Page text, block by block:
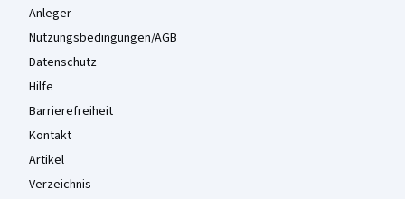
Anleger
Nutzungsbedingungen/AGB
Datenschutz
Hilfe
Barrierefreiheit
Kontakt
Artikel
Verzeichnis